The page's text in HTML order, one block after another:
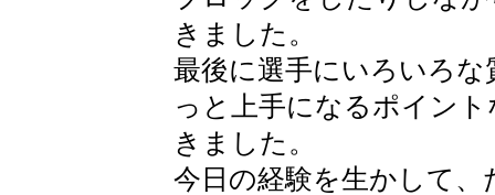
きました。
最後に選手にいろいろ
っと上手になるポイン
きました。
今日の経験を生かして